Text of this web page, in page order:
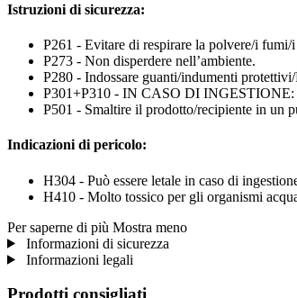
Istruzioni di sicurezza:
P261 - Evitare di respirare la polvere/i
P273 - Non disperdere nell’ambiente.
P280 - Indossare guanti/indumenti
P301+P310 - IN CASO DI
P501 - Smaltire il prodotto/recipiente in un
Indicazioni di pericolo:
H304 - Può essere letale in caso di
H410 - Molto tossico per gli organismi
Per saperne di più Mostra meno
Informazioni di sicurezza
Informazioni legali